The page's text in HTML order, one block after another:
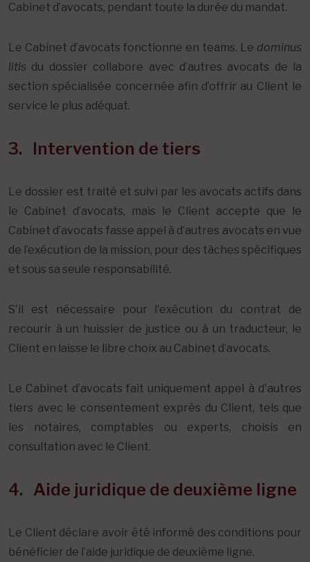
Cabinet d’avocats, pendant toute la durée du mandat.
Le Cabinet d’avocats fonctionne en teams. Le dominus
litis du dossier collabore avec d’autres avocats de la
section spécialisée concernée afin d’offrir au Client le
service le plus adéquat.
3. Intervention de tiers
Le dossier est traité et suivi par les avocats actifs dans
le Cabinet d’avocats, mais le Client accepte que le
Cabinet d’avocats fasse appel à d’autres avocats en vue
de l’exécution de la mission, pour des tâches spécifiques
et sous sa seule responsabilité.
S'il est nécessaire pour l'exécution du contrat de
recourir à un huissier de justice ou à un traducteur, le
Client en laisse le libre choix au Cabinet d’avocats.
Le Cabinet d’avocats fait uniquement appel à d'autres
tiers avec le consentement exprès du Client, tels que
les notaires, comptables ou experts, choisis en
consultation avec le Client.
4. Aide juridique de deuxième ligne
Le Client déclare avoir été informé des conditions pour
bénéficier de l’aide juridique de deuxième ligne.